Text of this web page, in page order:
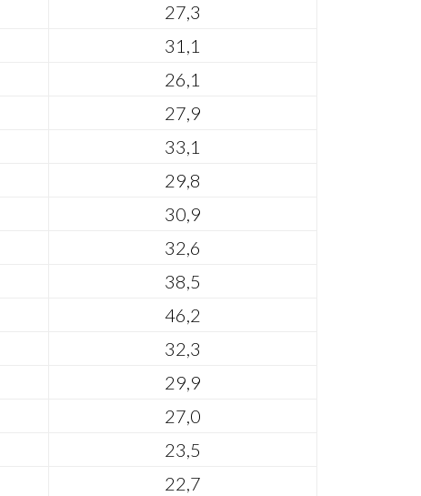
27,3
31,1
26,1
27,9
33,1
29,8
30,9
32,6
38,5
46,2
32,3
29,9
27,0
23,5
22,7